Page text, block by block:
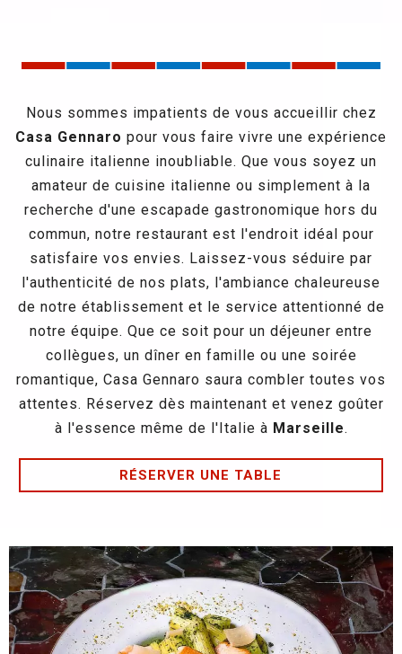
Nous sommes impatients de vous accueillir chez
Casa Gennaro pour vous faire vivre une expérience
culinaire italienne inoubliable. Que vous soyez un
amateur de cuisine italienne ou simplement à la
recherche d'une escapade gastronomique hors du
commun, notre restaurant est l'endroit idéal pour
satisfaire vos envies. Laissez-vous séduire par
l'authenticité de nos plats, l'ambiance chaleureuse
de notre établissement et le service attentionné de
notre équipe. Que ce soit pour un déjeuner entre
collègues, un dîner en famille ou une soirée
romantique, Casa Gennaro saura combler toutes vos
attentes. Réservez dès maintenant et venez goûter
à l'essence même de l'Italie à Marseille.
RÉSERVER UNE TABLE